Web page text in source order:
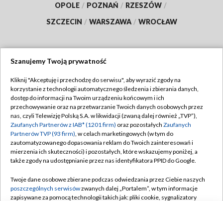
OPOLE / POZNAŃ / RZESZÓW /
SZCZECIN / WARSZAWA / WROCŁAW
TVP
Abonament TVP
Emisja w TVP
Centrum informacji TVP
Naziemna Telewizja Cyfrowa
Rada Programowa
Regulamin TVP
Polityka prywatności
Moje zgody
Pomoc
Kontakt
Szanujemy Twoją prywatność
Kliknij "Akceptuję i przechodzę do serwisu", aby wyrazić zgody na
korzystanie z technologii automatycznego śledzenia i zbierania danych,
dostęp do informacji na Twoim urządzeniu końcowym i ich
przechowywanie oraz na przetwarzanie Twoich danych osobowych przez
nas, czyli Telewizję Polską S.A. w likwidacji (zwaną dalej również „TVP”),
Zaufanych Partnerów z IAB* (1201 firm) oraz pozostałych Zaufanych
Partnerów TVP (93 firm), w celach marketingowych (w tym do
zautomatyzowanego dopasowania reklam do Twoich zainteresowań i
mierzenia ich skuteczności) i pozostałych, które wskazujemy poniżej, a
także zgody na udostępnianie przez nas identyfikatora PPID do Google.
Twoje dane osobowe zbierane podczas odwiedzania przez Ciebie naszych
poszczególnych serwisówzwanych dalej „Portalem”, w tym informacje
zapisywane za pomocą technologii takich jak: pliki cookie, sygnalizatory